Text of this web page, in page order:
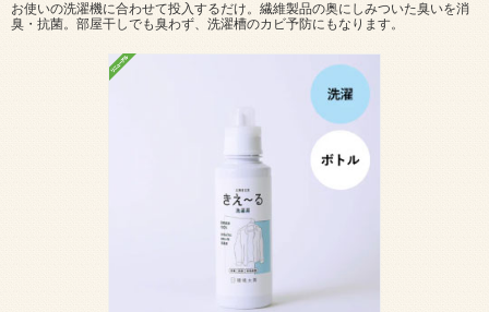
お使いの洗濯機に合わせて投入するだけ。繊維製品の奥にしみついた臭いを消
臭・抗菌。部屋干しでも臭わず、洗濯槽のカビ予防にもなります。